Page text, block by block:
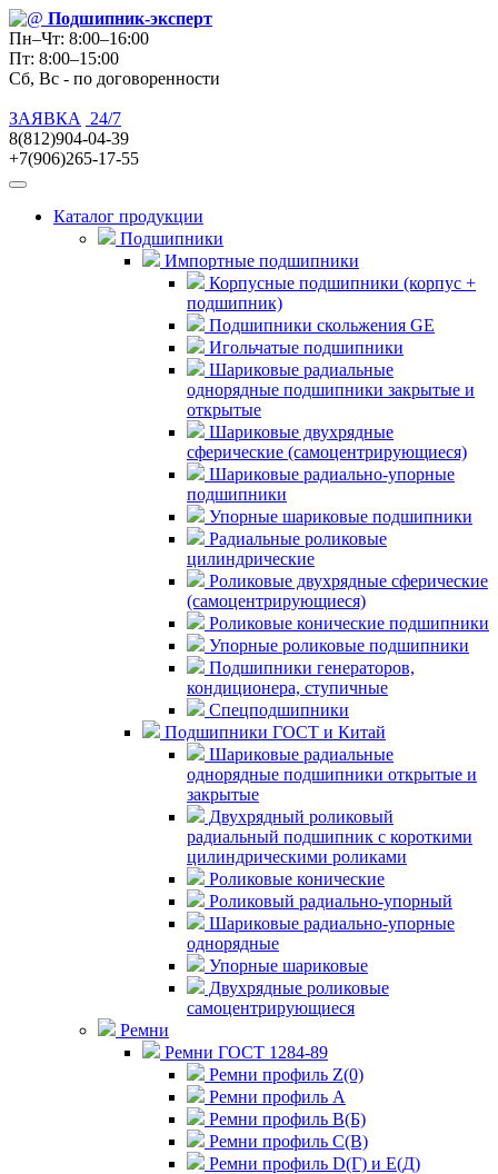
Подшипник-эксперт
Пн–Чт: 8:00–16:00
Пт: 8:00–15:00
Сб, Вс - по договоренности
ЗАЯВКА
24/7
8(812)904-04-39
+7(906)265-17-55
Каталог продукции
Подшипники
Импортные подшипники
Корпусные подшипники (корпус +
подшипник)
Подшипники скольжения GE
Игольчатые подшипники
Шариковые радиальные
однорядные подшипники закрытые и
открытые
Шариковые двухрядные
сферические (самоцентрирующиеся)
Шариковые радиально-упорные
подшипники
Упорные шариковые подшипники
Радиальные роликовые
цилиндрические
Роликовые двухрядные сферические
(самоцентрирующиеся)
Роликовые конические подшипники
Упорные роликовые подшипники
Подшипники генераторов,
кондиционера, ступичные
Спецподшипники
Подшипники ГОСТ и Китай
Шариковые радиальные
однорядные подшипники открытые и
закрытые
Двухрядный роликовый
радиальный подшипник с короткими
цилиндрическими роликами
Роликовые конические
Роликовый радиально-упорный
Шариковые радиально-упорные
однорядные
Упорные шариковые
Двухрядные роликовые
самоцентрирующиеся
Ремни
Ремни ГОСТ 1284-89
Ремни профиль Z(0)
Ремни профиль А
Ремни профиль В(Б)
Ремни профиль С(В)
Ремни профиль D(Г) и E(Д)